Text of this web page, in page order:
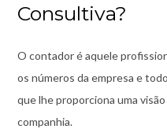
Consultiva?
O contador é aquele
os números da empresa e
que lhe proporciona uma
companhia.